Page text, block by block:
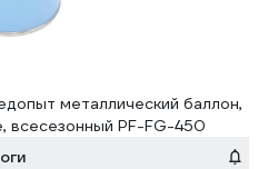
металлический баллон,
всесезонный PF-FG-450